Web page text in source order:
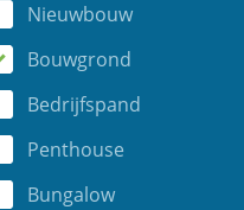
Nieuwbouw
Bouwgrond
Bedrijfspand
Penthouse
Bungalow